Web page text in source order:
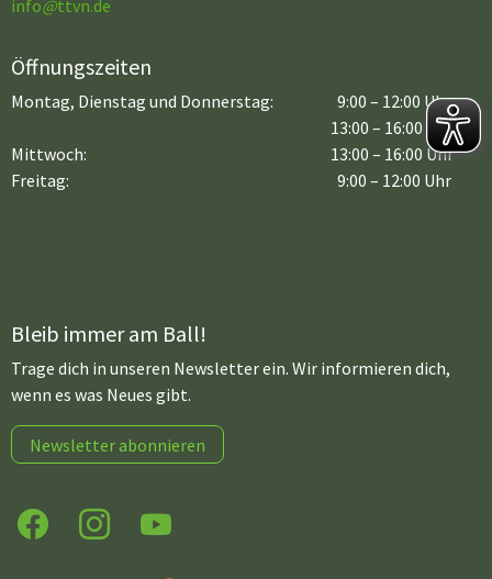
info@ttvn.de
Öffnungszeiten
Montag, Dienstag und Donnerstag:
9:00 – 12:00 Uhr
13:00 – 16:00 Uhr
Mittwoch:
Freitag:
13:00 – 16:00 Uhr
9:00 – 12:00 Uhr
Bleib immer am Ball!
Trage dich in unseren Newsletter ein. Wir informieren dich,
wenn es was Neues gibt.
Newsletter abonnieren